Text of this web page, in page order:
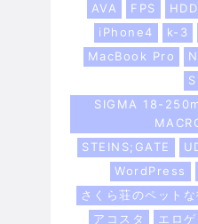
AVA FPS HDD
iPhone4
k-3
MacBook Pro
SIGMA 18-
STEINS;GATE
WordPress
さくら荘のペット
アコスタ
エロゲ